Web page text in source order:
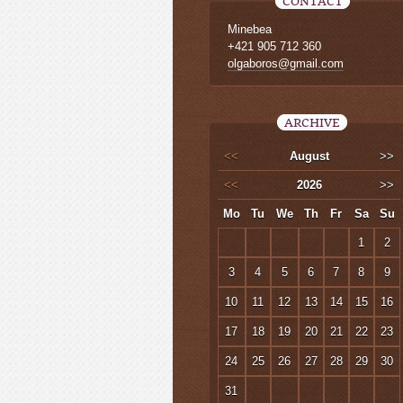
Minebea
+421 905 712 360
olgaboros@gmail.com
ARCHIVE
<< August >>
<< 2026 >>
Mo Tu We Th Fr Sa Su
1 2
3 4 5 6 7 8 9
10 11 12 13 14 15 16
17 18 19 20 21 22 23
24 25 26 27 28 29 30
31